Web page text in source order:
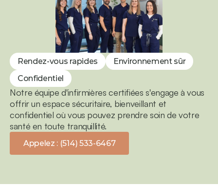
Rendez-vous rapides
Environnement sûr
Confidentiel
Notre équipe d'infirmières certifiées s'engage à vous
offrir un espace sécuritaire, bienveillant et
confidentiel où vous pouvez prendre soin de votre
santé en toute tranquillité.
Appelez : (514) 533-6467